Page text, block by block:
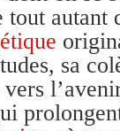
autant
sa